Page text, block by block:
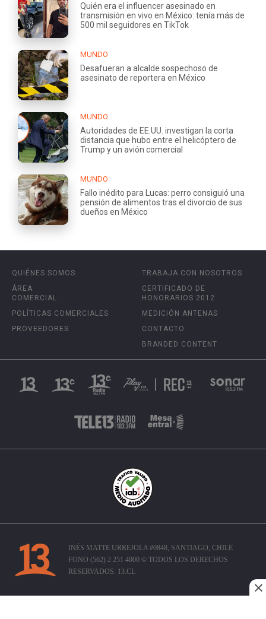
Quién era el influencer asesinado en
transmisión en vivo en México: tenía más de
500 mil seguidores en TikTok
MUNDO
Desafueran a alcalde sospechoso de
asesinato de reportera en México
MUNDO
Autoridades de EE.UU. investigan la corta
distancia que hubo entre el helicóptero de
Trump y un avión comercial
MUNDO
Fallo inédito para Lucas: perro consiguió una
pensión de alimentos tras el divorcio de sus
dueños en México
QUIÉNES SOMOS
ÁREA
COMERCIAL
POLÍTICAS COMERCIALES
PROVEEDORES
TRABAJA CON NOSOTROS
CERTIFICADO DE
HONORARIOS 2012
MEDICIÓN ANTENAS
CONTACTO
BRANDED CONTENT
INÉS MATTE URREJOLA #0848, SANTIAGO, CHILE
FONO (562) 2 251 4000 © TODOS LOS DERECHOS
RESERVADOS. 13.CL